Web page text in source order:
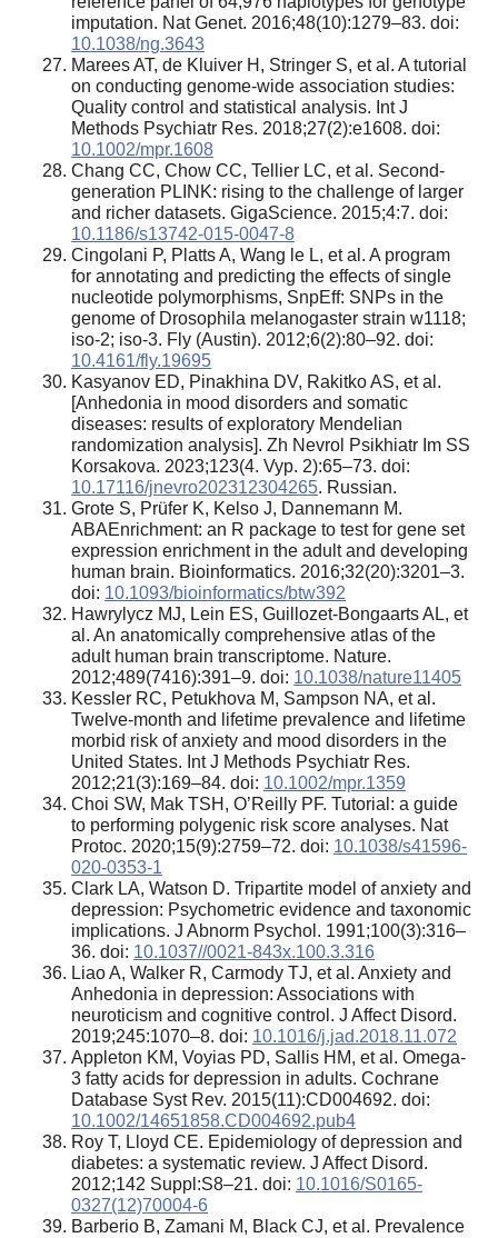
imputation. Nat Genet. 2016;48(10):1279–83. doi:
10.1038/ng.3643
Marees AT, de Kluiver H, Stringer S, et al. A tutorial
on conducting genome-wide association studies:
Quality control and statistical analysis. Int J
Methods Psychiatr Res. 2018;27(2):e1608. doi:
10.1002/mpr.1608
Chang CC, Chow CC, Tellier LC, et al. Second-
generation PLINK: rising to the challenge of larger
and richer datasets. GigaScience. 2015;4:7. doi:
10.1186/s13742-015-0047-8
Cingolani P, Platts A, Wang le L, et al. A program
for annotating and predicting the effects of single
nucleotide polymorphisms, SnpEff: SNPs in the
genome of Drosophila melanogaster strain w1118;
iso-2; iso-3. Fly (Austin). 2012;6(2):80–92. doi:
10.4161/fly.19695
Kasyanov ED, Pinakhina DV, Rakitko AS, et al.
[Anhedonia in mood disorders and somatic
diseases: results of exploratory Mendelian
randomization analysis]. Zh Nevrol Psikhiatr Im SS
Korsakova. 2023;123(4. Vyp. 2):65–73. doi:
10.17116/jnevro202312304265. Russian.
Grote S, Prüfer K, Kelso J, Dannemann M.
ABAEnrichment: an R package to test for gene set
expression enrichment in the adult and developing
human brain. Bioinformatics. 2016;32(20):3201–3.
doi: 10.1093/bioinformatics/btw392
Hawrylycz MJ, Lein ES, Guillozet-Bongaarts AL, et
al. An anatomically comprehensive atlas of the
adult human brain transcriptome. Nature.
2012;489(7416):391–9. doi: 10.1038/nature11405
Kessler RC, Petukhova M, Sampson NA, et al.
Twelve-month and lifetime prevalence and lifetime
morbid risk of anxiety and mood disorders in the
United States. Int J Methods Psychiatr Res.
2012;21(3):169–84. doi: 10.1002/mpr.1359
Choi SW, Mak TSH, O’Reilly PF. Tutorial: a guide
to performing polygenic risk score analyses. Nat
Protoc. 2020;15(9):2759–72. doi: 10.1038/s41596-
020-0353-1
Clark LA, Watson D. Tripartite model of anxiety and
depression: Psychometric evidence and taxonomic
implications. J Abnorm Psychol. 1991;100(3):316–
36. doi: 10.1037//0021-843x.100.3.316
Liao A, Walker R, Carmody TJ, et al. Anxiety and
Anhedonia in depression: Associations with
neuroticism and cognitive control. J Affect Disord.
2019;245:1070–8. doi: 10.1016/j.jad.2018.11.072
Appleton KM, Voyias PD, Sallis HM, et al. Omega-
3 fatty acids for depression in adults. Cochrane
Database Syst Rev. 2015(11):CD004692. doi:
10.1002/14651858.CD004692.pub4
Roy T, Lloyd CE. Epidemiology of depression and
diabetes: a systematic review. J Affect Disord.
2012;142 Suppl:S8–21. doi: 10.1016/S0165-
0327(12)70004-6
Barberio B, Zamani M, Black CJ, et al. Prevalence